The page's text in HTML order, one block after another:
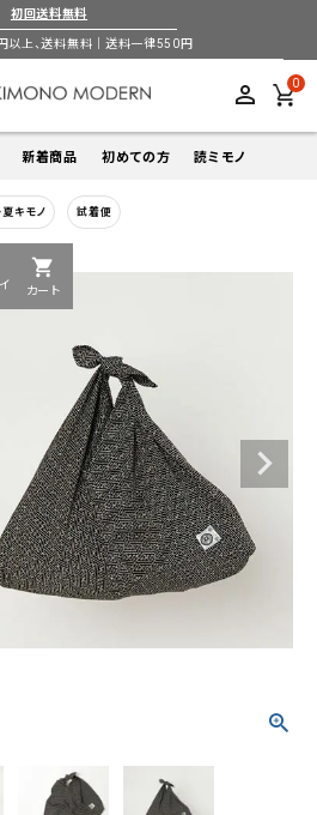
初回送料無料
以上、送料無料｜送料一律550円
perm_identity 0
search
春 夏
袢 小物
フォーマル
セール商品
新着商品 初めての方 読ミモノ
夏キモノ 試着便
shopping_cart
カート
会員登録